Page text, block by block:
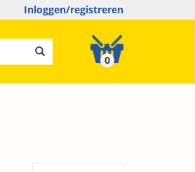
Inloggen/registreren
0